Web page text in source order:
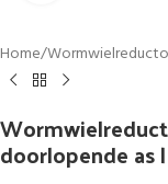
Home/
doorlopende as